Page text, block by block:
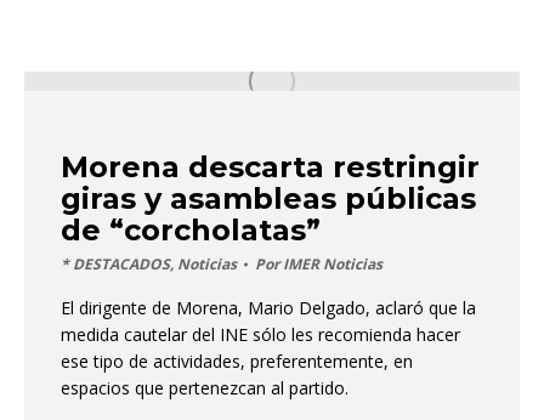
Morena descarta restringir
giras y asambleas públicas
de “corcholatas”
* DESTACADOS, Noticias PorIMER Noticias
El dirigente de Morena, Mario Delgado, aclaró que la
medida cautelar del INE sólo les recomienda hacer
ese tipo de actividades, preferentemente, en
espacios que pertenezcan al partido.